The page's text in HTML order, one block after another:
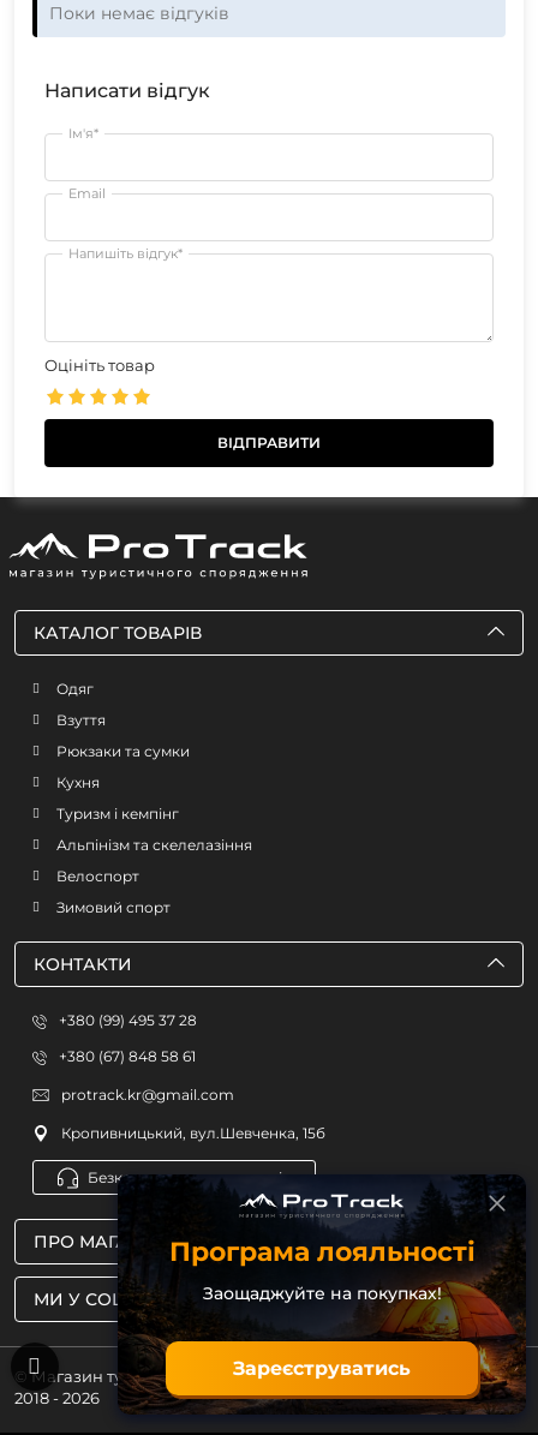
Поки немає відгуків
Написати відгук
Ім'я*
Email
Напишіть відгук*
Оцініть товар
МИ У СОЦМЕРЕЖАХ
ПРО МАГАЗИН
КАТАЛОГ ТОВАРІВ
Одяг
Взуття
Рюкзаки та сумки
Кухня
Туризм і кемпінг
Альпінізм та скелелазіння
Велоспорт
Зимовий спорт
КОНТАКТИ
+380 (99) 495 37 28
+380 (67) 848 58 61
protrack.kr@gmail.com
Кропивницький, вул.Шевченка, 15б
Безкоштовна консультація
© Магазин туристичного спорядження ProTrack
2018 - 2026
Програма лояльності
Заощаджуйте на покупках!
Зареєструватись